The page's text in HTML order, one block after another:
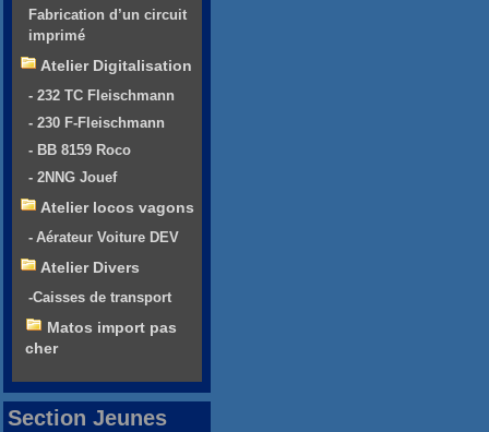
Fabrication d’un circuit
imprimé
Atelier Digitalisation
- 232 TC Fleischmann
- 230 F-Fleischmann
- BB 8159 Roco
- 2NNG Jouef
Atelier locos vagons
- Aérateur Voiture DEV
Atelier Divers
-Caisses de transport
Matos import pas
cher
Section Jeunes